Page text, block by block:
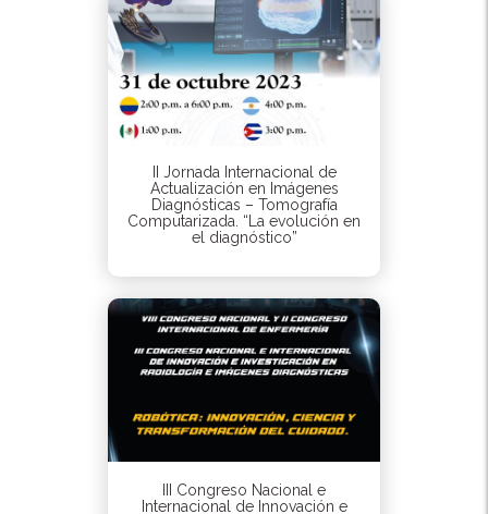
II Jornada Internacional de
Actualización en Imágenes
Diagnósticas – Tomografía
Computarizada. “La evolución en
el diagnóstico”
III Congreso Nacional e
Internacional de Innovación e